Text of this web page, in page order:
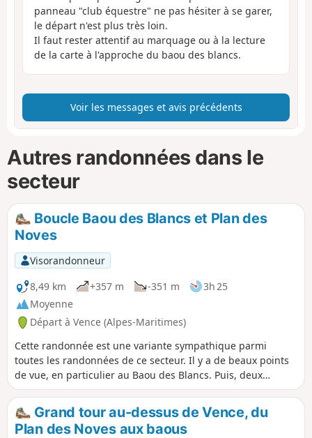
panneau "club équestre" ne pas hésiter à se garer,
le départ n'est plus très loin.
Il faut rester attentif au marquage ou à la lecture
de la carte à l'approche du baou des blancs.
Voir les messages et avis précédents
Autres randonnées dans le
secteur
Boucle Baou des Blancs et Plan des
Noves
Visorandonneur
8,49 km
+357 m -351 m
3h 25
Moyenne
Départ à Vence (Alpes-Maritimes)
Cette randonnée est une variante sympathique parmi
toutes les randonnées de ce secteur. Il y a de beaux points
de vue, en particulier au Baou des Blancs. Puis, deux
curiosités : un Aven et un emplacement de Dolmen.
Grand tour au-dessus de Vence, du
Plan des Noves aux baous